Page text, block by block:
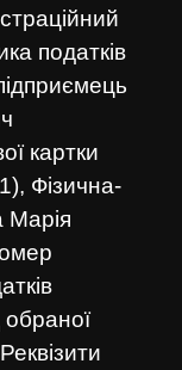
податків
картки
Фізична-
Марія